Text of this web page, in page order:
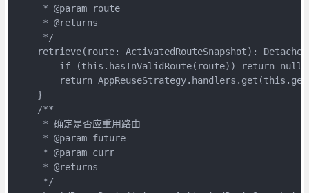
     * @param route
     * @returns
     */
retrieve(route: ActivatedRouteSnapshot):
        if (this.hasInValidRoute(route)) return null
return
    }
    /**
     * 确定是否应重用路由
     * @param future
     * @param curr
     * @returns
     */